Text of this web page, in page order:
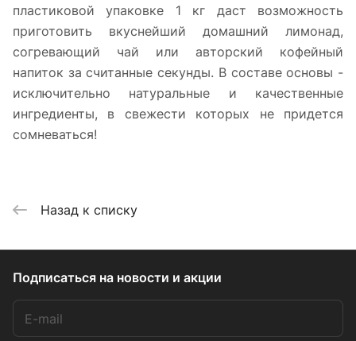
пластиковой упаковке 1 кг даст возможность
приготовить вкуснейший домашний лимонад,
согревающий чай или авторский кофейный
напиток за считанные секунды. В составе основы -
исключительно натуральные и качественные
ингредиенты, в свежести которых не придется
сомневаться!
Назад к списку
Подписаться на новости и акции